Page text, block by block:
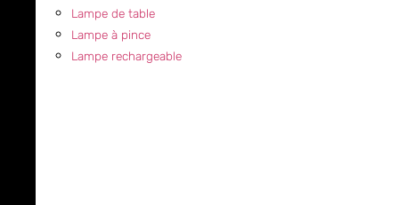
Lampe de table
Lampe à pince
Lampe rechargeable